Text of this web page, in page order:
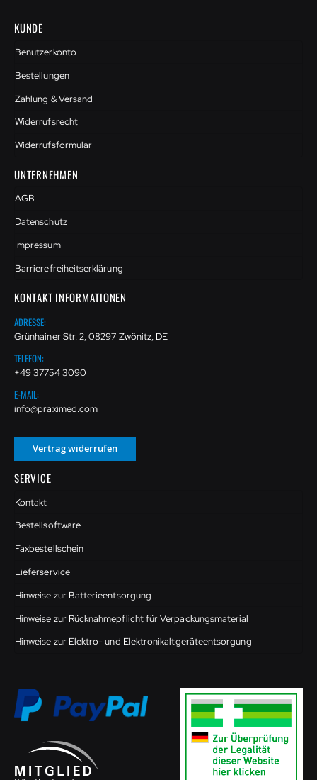
KUNDE
Benutzerkonto
Bestellungen
Zahlung & Versand
Widerrufsrecht
Widerrufsformular
UNTERNEHMEN
AGB
Datenschutz
Impressum
Barrierefreiheitserklärung
KONTAKT INFORMATIONEN
ADRESSE:
Grünhainer Str. 2, 08297 Zwönitz, DE
TELEFON:
+49 37754 3090
E-MAIL:
info@praximed.com
Vertrag widerrufen
SERVICE
Kontakt
Bestellsoftware
Faxbestellschein
Lieferservice
Hinweise zur Batterieentsorgung
Hinweise zur Rücknahmepflicht für Verpackungsmaterial
Hinweise zur Elektro- und Elektronikaltgeräteentsorgung